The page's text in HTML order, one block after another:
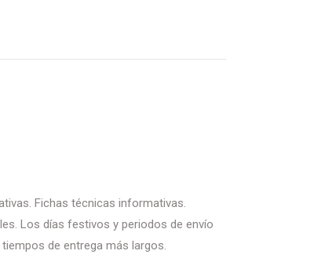
Fichas técnicas informativas.
Los días festivos y periodos de envío
de entrega más largos.